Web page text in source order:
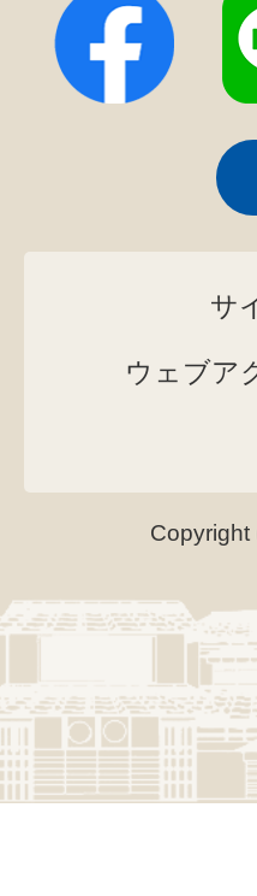
サ
ウェブア
Copyright